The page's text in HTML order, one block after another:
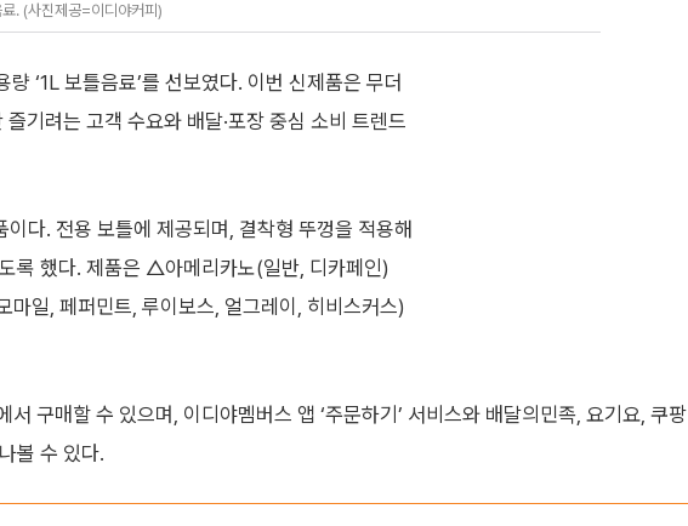
. (사진제공=이디야커피)
‘1L 보틀음료’를 선보였다. 이번 신제품은 무더
기려는 고객 수요와 배달·포장 중심 소비 트렌드
이다. 전용 보틀에 제공되며, 결착형 뚜껑을 적용해
록 했다. 제품은 △아메리카노(일반, 디카페인)
일, 페퍼민트, 루이보스, 얼그레이, 히비스커스)
구매할 수 있으며, 이디야멤버스 앱 ‘주문하기’ 서비스와 배달의민족, 요기요, 쿠팡
볼 수 있다.